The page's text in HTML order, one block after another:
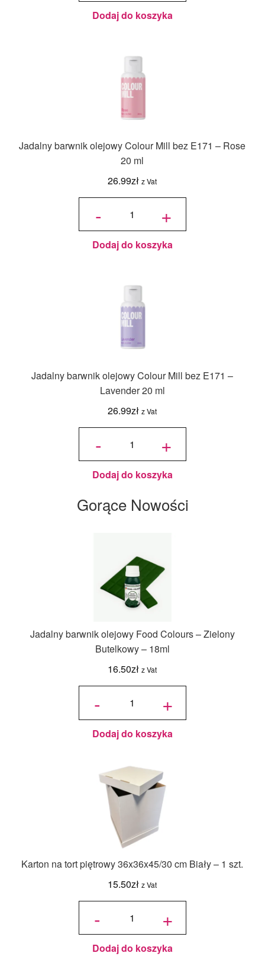
Baby
ml
Dodaj do koszyka
Jadalny barwnik olejowy Colour Mill bez E171 – Rose
20 ml
26.99zł z Vat
-
ilość
olejowy
Colour
Mill bez
E171 -
Rose
+
Dodaj do koszyka
Jadalny barwnik olejowy Colour Mill bez E171 –
Lavender 20 ml
26.99zł z Vat
-
ilość
olejowy
Colour
Mill bez
E171 -
Lavender
+
Dodaj do koszyka
Gorące Nowości
Jadalny barwnik olejowy Food Colours – Zielony
Butelkowy – 18ml
16.50zł z Vat
-
ilość
olejowy
Food
Colours -
Zielony
Butelkowy
+
Dodaj do koszyka
Karton na tort piętrowy 36x36x45/30 cm Biały – 1 szt.
15.50zł z Vat
-
ilość Karton
36x36x45/30
cm Biały - 1
szt. +
Dodaj do koszyka